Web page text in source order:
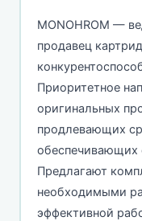
MONOHROM —
продавец
Приоритетное
оригинальных
продлевающих
обеспечивающих
Предлагают
необходимыми
эффективной